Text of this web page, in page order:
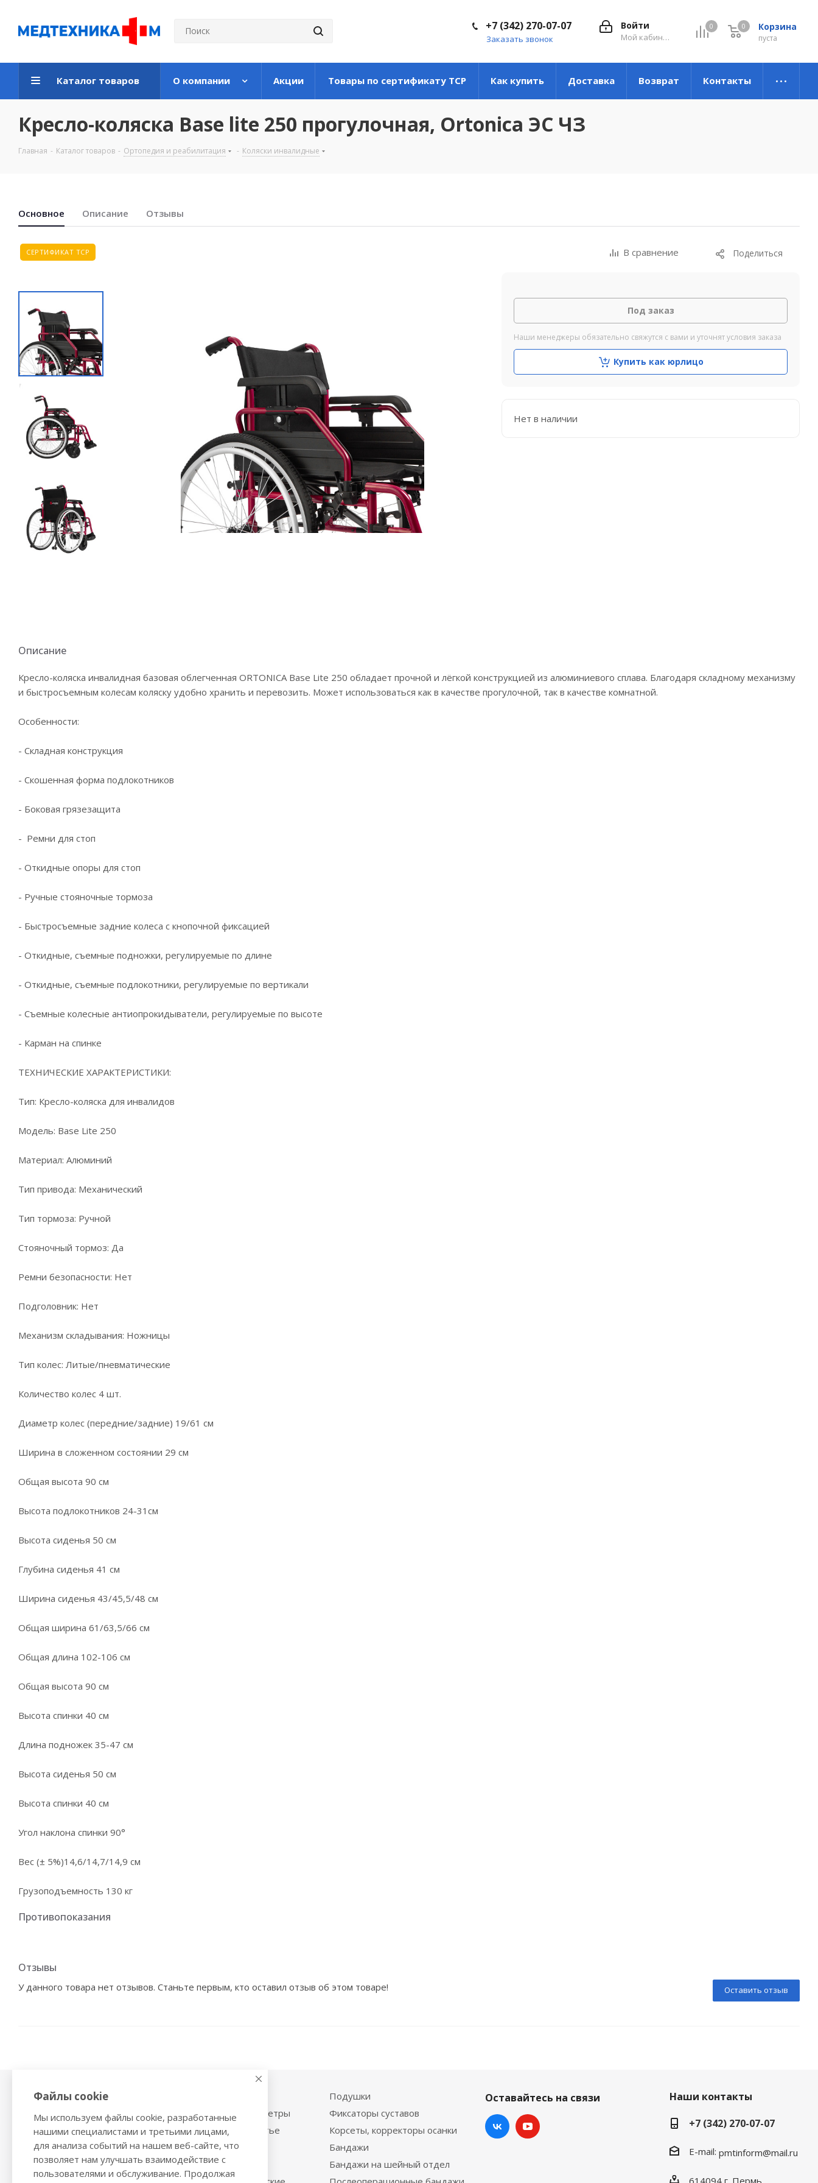
0 Корзина
0
пуста
0
Войти
Мой кабинет
+7 (342) 270-07-07
Заказать звонок
Каталог товаров О компании Акции Товары по сертификату ТСР Как купить Доставка Возврат Контакты
Кресло-коляска Base lite 250 прогулочная, Ortonica ЭС ЧЗ
Главная - Каталог товаров - Ортопедия и реабилитация - Коляски инвалидные
Основноe Описание Отзывы
СЕРТИФИКАТ ТСР В сравнение Поделиться
Под заказ
Наши менеджеры обязательно свяжутся с вами и уточнят условия заказа
Купить как юрлицо
Нет в наличии
Описание
Кресло-коляска инвалидная базовая облегченная ORTONICA Base Lite 250 обладает прочной и лёгкой конструкцией из алюминиевого сплава. Благодаря складному механизму
и быстросъемным колесам коляску удобно хранить и перевозить. Может использоваться как в качестве прогулочной, так в качестве комнатной.
Особенности:
- Складная конструкция
- Скошенная форма подлокотников
- Боковая грязезащита
- Ремни для стоп
- Откидные опоры для стоп
- Ручные стояночные тормоза
- Быстросъемные задние колеса с кнопочной фиксацией
- Откидные, съемные подножки, регулируемые по длине
- Откидные, съемные подлокотники, регулируемые по вертикали
- Съемные колесные антиопрокидыватели, регулируемые по высоте
- Карман на спинке
ТЕХНИЧЕСКИЕ ХАРАКТЕРИСТИКИ:
Тип: Кресло-коляска для инвалидов
Модель: Base Lite 250
Материал: Алюминий
Тип привода: Механический
Тип тормоза: Ручной
Стояночный тормоз: Да
Ремни безопасности: Нет
Подголовник: Нет
Механизм складывания: Ножницы
Тип колес: Литые/пневматические
Количество колес 4 шт.
Диаметр колес (передние/задние) 19/61 см
Ширина в сложенном состоянии 29 см
Общая высота 90 см
Высота подлокотников 24-31см
Высота сиденья 50 см
Глубина сиденья 41 см
Ширина сиденья 43/45,5/48 см
Общая ширина 61/63,5/66 см
Общая длина 102-106 см
Общая высота 90 см
Высота спинки 40 см
Длина подножек 35-47 см
Высота сиденья 50 см
Высота спинки 40 см
Угол наклона спинки 90°
Вес (± 5%)14,6/14,7/14,9 см
Грузоподъемность 130 кг
Противопоказания
Отзывы
Оставить отзыв
У данного товара нет отзывов. Станьте первым, кто оставил отзыв об этом товаре!
Физиотерапия,
Ингаляторы
Ультразвуковые ингаляторы и
небулайзеры
Глюкометры
Механические тонометры
Тонометры на запястье
Трости и костыли
Ходунки
Подушки
Фиксаторы суставов
Корсеты, корректоры осанки
Бандажи
Бандажи на шейный отдел
Оставайтесь на связи
Наши контакты
+7 (342) 270-07-07
E-mail: pmtinform@mail.ru
614094 г. Пермь
Файлы cookie
Мы используем файлы cookie, разработанные
нашими специалистами и третьими лицами,
для анализа событий на нашем веб-сайте, что
позволяет нам улучшать взаимодействие с
пользователями и обслуживание. Продолжая